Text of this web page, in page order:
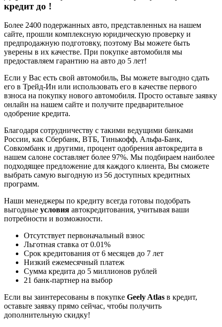
кредит до !
Более 2400 подержанных авто, представленных на нашем
сайте, прошли комплексную юридическую проверку и
предпродажную подготовку, поэтому Вы можете быть
уверены в их качестве. При покупке автомобиля мы
предоставляем гарантию на авто до 5 лет!
Если у Вас есть свой автомобиль, Вы можете выгодно сдать
его в Трейд-Ин или использовать его в качестве первого
взноса на покупку нового автомобиля. Просто оставьте заявку
онлайн на нашем сайте и получите предварительное
одобрение кредита.
Благодаря сотрудничеству с такими ведущими банками
России, как Сбербанк, ВТБ, Тинькофф, Альфа-Банк,
Совкомбанк и другими, процент одобрения автокредита в
нашем салоне составляет более 97%. Мы подбираем наиболее
подходящее предложение для каждого клиента, Вы сможете
выбрать самую выгодную из 56 доступных кредитных
программ.
Наши менеджеры по кредиту всегда готовы подобрать
выгодные условия автокредитования, учитывая ваши
потребности и возможности.
Отсутствует первоначальный взнос
Льготная ставка от 0.01%
Срок кредитования от 6 месяцев до 7 лет
Низкий ежемесячный платеж
Сумма кредита до 5 миллионов рублей
21 банк-партнер на выбор
Если вы заинтересованы в покупке Geely Atlas в кредит,
оставьте заявку прямо сейчас, чтобы получить
дополнительную скидку!